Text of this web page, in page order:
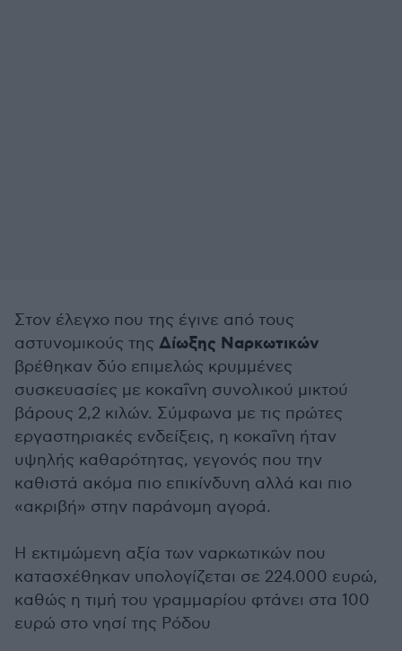
Στον έλεγχο που της έγινε από τους
αστυνομικούς της Δίωξης Ναρκωτικών
βρέθηκαν δύο επιμελώς κρυμμένες
συσκευασίες με κοκαΐνη συνολικού μικτού
βάρους 2,2 κιλών. Σύμφωνα με τις πρώτες
εργαστηριακές ενδείξεις, η κοκαΐνη ήταν
υψηλής καθαρότητας, γεγονός που την
καθιστά ακόμα πιο επικίνδυνη αλλά και πιο
«ακριβή» στην παράνομη αγορά.
Η εκτιμώμενη αξία των ναρκωτικών που
κατασχέθηκαν υπολογίζεται σε 224.000 ευρώ,
καθώς η τιμή του γραμμαρίου φτάνει στα 100
ευρώ στο νησί της Ρόδου